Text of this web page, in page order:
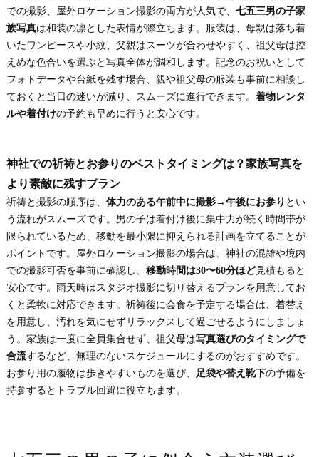
での撮影、屋外ロケーション撮影の両方が人気で、 七五三男の子家
族写真は和装の凛とした表情が際立ちます。服装は、母親は落ち着
いたワンピースや小紋、父親はスーツが合わせやすく、祖父母は控
えめな色合いを選ぶと写真全体が調和します。記念のお祝いとして
フォトデータや台紙を残す場合、親や祖父母の服装も事前に相談し
ておくと当日の迷いが減り、スムーズに進行できます。 着物レンタ
ルや着付けの予約も早めに行うと安心です。
神社での祈祷とお参りのベストタイミングは？家族写真を
より素敵に残すプラン
祈祷と撮影の順序は、 体力のある午前中に撮影→午後にお参り とい
う流れがスムーズです。男の子は着付け後に集中力が続く時間帯が
限られているため、移動を最小限に抑えられる計画を立てることが
ポイントです。屋外ロケーション撮影の場合は、神社の混雑や境内
での撮影可否を事前に確認し、 移動時間は30〜60分ほど見積もると
安心です。雨天時はスタジオ撮影に切り替えるプランを用意してお
くと柔軟に対応できます。祈祷後に会食を予定する場合は、着替え
を用意し、汚れを気にせずリラックスして過ごせるようにしましょ
う。家族は一度に全員集合せず、祖父母は写真選びのタイミングで
合流するなど、無理のないスケジュールにするのがおすすめです。
お参り用の履物は歩きやすいものを選び、
足袋や替え靴下の予備を
持参するとトラブル回避に役立ちます。